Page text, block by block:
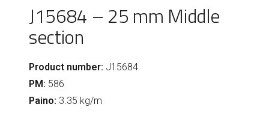
J15684 – 25 mm Middle
section
Product number: J15684
PM: 586
Paino: 3.35 kg/m